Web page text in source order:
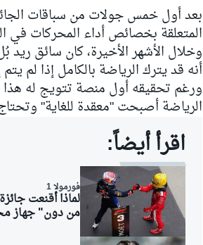
سباقات التحمّل
بعد أول خمس جولات من سباقات
المتعلقة بخصائص أداء المحركات في
وخلال الأشهر الأخيرة، كان سائق ريد
أنه قد يترك الرياضة بالكامل إذا لم
ورغم تحقيقه أول منصة تتويج له هذا
الرياضة أصبحت "معقدة للغاية"
اقرأ أيضاً:
فورمولا 1
لماذا أقنعت
من دون" جهاز